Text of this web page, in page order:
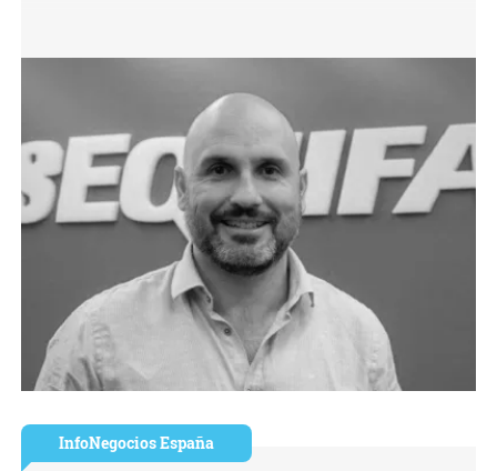
InfoNegocios España